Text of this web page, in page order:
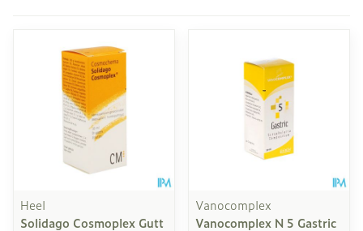
Heel
Solidago Cosmoplex Gutt
Vanocomplex
Vanocomplex N 5 Gastric